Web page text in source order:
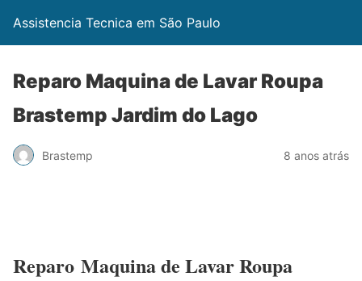
Assistencia Tecnica em São Paulo
Reparo Maquina de Lavar Roupa
Brastemp Jardim do Lago
Brastemp 8 anos atrás
Reparo Maquina de Lavar Roupa